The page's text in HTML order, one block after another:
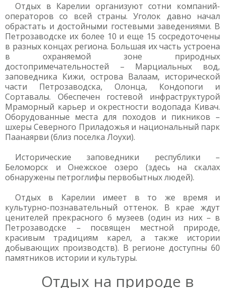
Отдых в Карелии организуют сотни компаний-
операторов со всей страны. Уголок давно начал
обрастать и достойными гостевыми заведениями. В
Петрозаводске их более 10 и еще 15 сосредоточены
в разных концах региона. Большая их часть устроена
в охраняемой зоне природных
достопримечательностей – Марциальных вод,
заповедника Кижи, острова Валаам, исторической
части Петрозаводска, Олонца, Кондопоги и
Сортавалы. Обеспечен гостевой инфраструктурой
Мраморный карьер и окрестности водопада Кивач.
Оборудованные места для походов и пикников –
шхеры Северного Приладожья и национальный парк
Паанаярви (близ поселка Лоухи).
Исторические заповедники республики –
Беломорск и Онежское озеро (здесь на скалах
обнаружены петроглифы первобытных людей).
Отдых в Карелии имеет в то же время и
культурно-познавательный оттенок. В крае ждут
ценителей прекрасного 6 музеев (один из них – в
Петрозаводске – посвящен местной природе,
красивым традициям карел, а также истории
добывающих производств). В регионе доступны 60
памятников истории и культуры.
Отдых на природе в